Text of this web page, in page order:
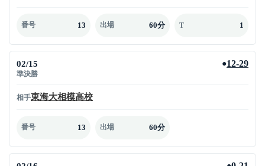
番号 13 出場 60分 T 1
02/15
準決勝
●12-29
相手東海大相模高校
番号 13 出場 60分